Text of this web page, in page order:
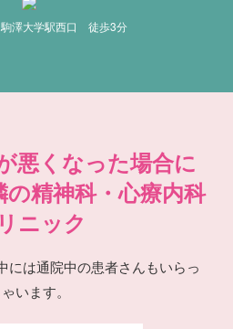
澤大学駅西口 徒歩3分
悪くなった場合に
精神科・心療内科
ニック
には通院中の患者さんもいらっ
います。